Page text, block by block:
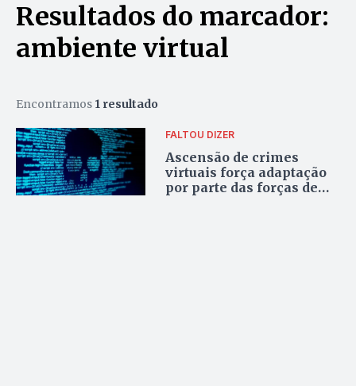
Resultados do marcador:
ambiente virtual
Encontramos 1 resultado
FALTOU DIZER
Ascensão de crimes
virtuais força adaptação
por parte das forças de